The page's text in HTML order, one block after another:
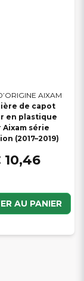
AIXAM
de capot
en plastique
Aixam série
(2017–2019)
10,46
AU PANIER